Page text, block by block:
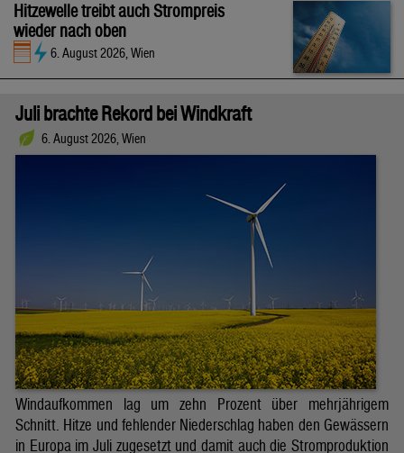
Hitzewelle treibt auch Strompreis
wieder nach oben
6. August 2026, Wien
Juli brachte Rekord bei Windkraft
6. August 2026, Wien
Windaufkommen lag um zehn Prozent über mehrjährigem
Schnitt. Hitze und fehlender Niederschlag haben den Gewässern
in Europa im Juli zugesetzt und damit auch die Stromproduktion